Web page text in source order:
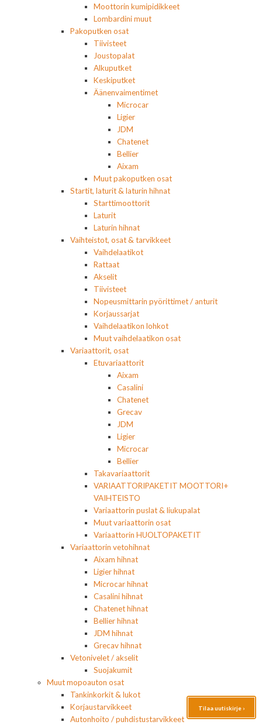
Moottorin kumipidikkeet
Lombardini muut
Pakoputken osat
Tiivisteet
Joustopalat
Alkuputket
Keskiputket
Äänenvaimentimet
Microcar
Ligier
JDM
Chatenet
Bellier
Aixam
Muut pakoputken osat
Startit, laturit & laturin hihnat
Starttimoottorit
Laturit
Laturin hihnat
Vaihteistot, osat & tarvikkeet
Vaihdelaatikot
Rattaat
Akselit
Tiivisteet
Nopeusmittarin pyörittimet / anturit
Korjaussarjat
Vaihdelaatikon lohkot
Muut vaihdelaatikon osat
Variaattorit, osat
Etuvariaattorit
Aixam
Casalini
Chatenet
Grecav
JDM
Ligier
Microcar
Bellier
Takavariaattorit
VARIAATTORIPAKETIT MOOTTORI+
VAIHTEISTO
Variaattorin puslat & liukupalat
Muut variaattorin osat
Variaattorin HUOLTOPAKETIT
Variaattorin vetohihnat
Aixam hihnat
Ligier hihnat
Microcar hihnat
Casalini hihnat
Chatenet hihnat
Bellier hihnat
JDM hihnat
Grecav hihnat
Vetonivelet / akselit
Suojakumit
Muut mopoauton osat
Tankinkorkit & lukot
Korjaustarvikkeet
Autonhoito / puhdistustarvikkeet
Tilaa uutiskirje ›